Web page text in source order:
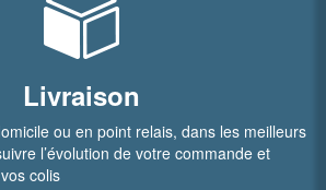
Livraison
ou en point relais, dans les meilleurs
l’évolution de votre commande et
colis